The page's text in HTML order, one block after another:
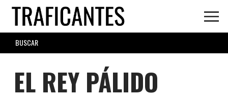
Skip
main
content
SEARCH
FORM
EL REY PÁLIDO